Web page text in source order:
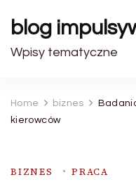
blog
Wpisy tematyczne
Home biznes
kierowców
BIZNES PRACA